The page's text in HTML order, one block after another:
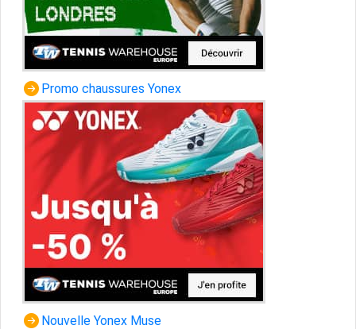
Promo chaussures Yonex
Nouvelle Yonex Muse